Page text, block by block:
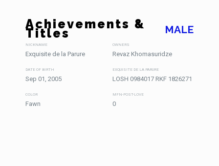
MALE
NICKNAME
Exquisite de la Parure
DATE OF BIRTH
Sep 01, 2005
COLOR
Fawn
OWNERS
Revaz Khomasuridze
EXQUISITE DE LA PARURE
LOSH 0984017 RKF 1826271
MFN-POST-LOVE
0
Achievements &
Titles